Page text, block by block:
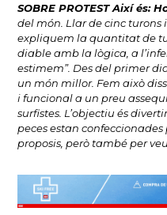
SOBRE PROTEST Així és:
del món. Llar de cinc turons
expliquem la quantitat de
diable amb la lògica, a
estimem”. Des del primer
un món millor. Fem això
i funcional a un preu
surfistes. L’objectiu és
peces estan
proposis, però també per